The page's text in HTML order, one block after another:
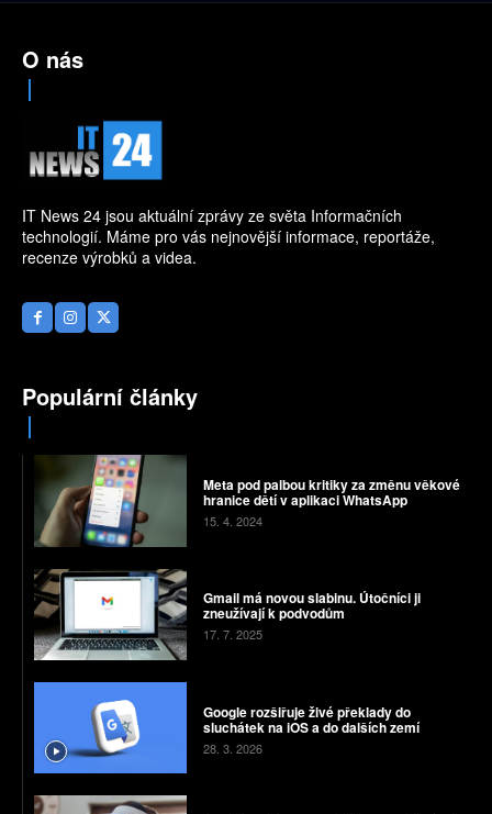
O nás
IT News 24 jsou aktuální zprávy ze světa Informačních
technologií. Máme pro vás nejnovější informace, reportáže,
recenze výrobků a videa.
Populární články
Meta pod palbou kritiky za změnu věkové
hranice dětí v aplikaci WhatsApp
15. 4. 2024
Gmail má novou slabinu. Útočníci ji
zneužívají k podvodům
17. 7. 2025
Google rozšiřuje živé překlady do
sluchátek na iOS a do dalších zemí
28. 3. 2026